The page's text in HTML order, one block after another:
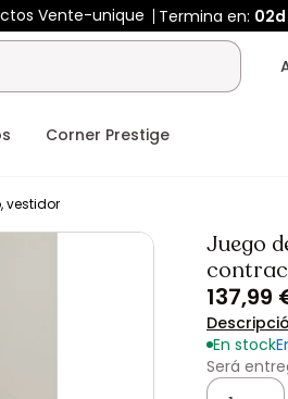
Vente-unique Termina en:02d
Corner Prestige
vestidor
Juego
137,99
En stock
Será
Cantidad